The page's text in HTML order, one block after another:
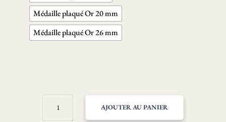
Médaille plaqué Or 20 mm
Médaille plaqué Or 26 mm
QUANTITÉ
AJOUTER AU PANIER